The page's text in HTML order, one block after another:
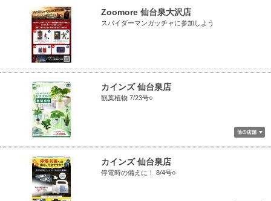
Zoomore 仙台泉大沢店
スパイダーマンガッチャに参加しよう
カインズ 仙台泉店
観葉植物 7/23号○
カインズ 仙台泉店
停電時の備えに！ 8/4号○